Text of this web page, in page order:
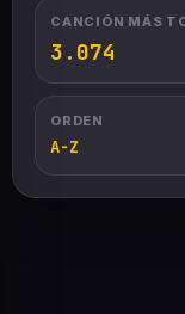
CANCIÓN MÁS
3.074
ORDEN
A-Z